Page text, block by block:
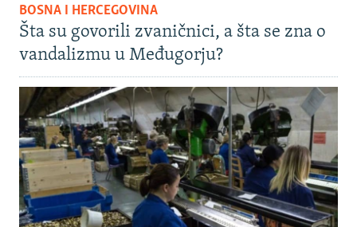
BOSNA I HERCEGOVINA
Šta su govorili zvaničnici, a šta se zna o
vandalizmu u Međugorju?